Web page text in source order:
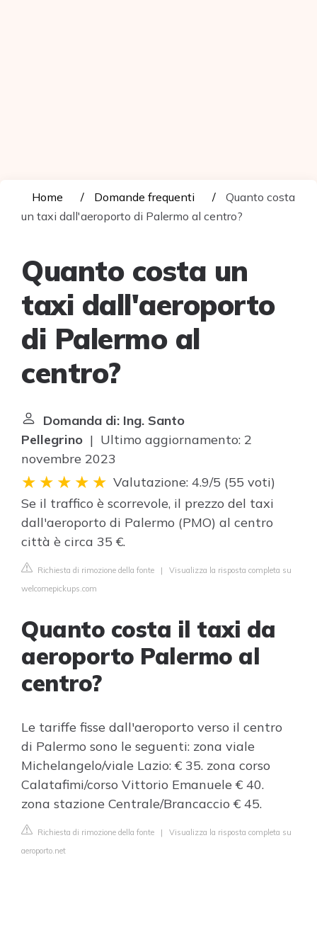
Home Domande frequenti
Quanto costa
un taxi dall'aeroporto di Palermo al centro?
Quanto costa un
taxi dall'aeroporto
di Palermo al
centro?
Domanda di: Ing. Santo
Pellegrino | Ultimo aggiornamento: 2
novembre 2023
Valutazione: 4.9/5 (55 voti)
Se il traffico è scorrevole, il prezzo del taxi
dall'aeroporto di Palermo (PMO) al centro
città è circa 35 €.
Richiesta di rimozione della fonte | Visualizza la risposta completa su
welcomepickups.com
Quanto costa il taxi da
aeroporto Palermo al
centro?
Le tariffe fisse dall'aeroporto verso il centro
di Palermo sono le seguenti: zona viale
Michelangelo/viale Lazio: € 35. zona corso
Calatafimi/corso Vittorio Emanuele € 40.
zona stazione Centrale/Brancaccio € 45.
Richiesta di rimozione della fonte | Visualizza la risposta completa su
aeroporto.net